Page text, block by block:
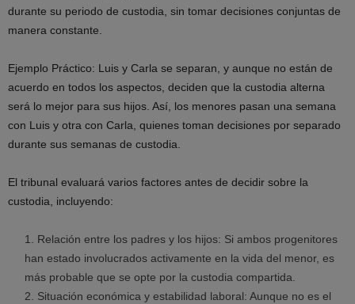
durante su periodo de custodia, sin tomar decisiones conjuntas de
manera constante.
Ejemplo Práctico: Luis y Carla se separan, y aunque no están de
acuerdo en todos los aspectos, deciden que la custodia alterna
será lo mejor para sus hijos. Así, los menores pasan una semana
con Luis y otra con Carla, quienes toman decisiones por separado
durante sus semanas de custodia.
El tribunal evaluará varios factores antes de decidir sobre la
custodia, incluyendo:
Relación entre los padres y los hijos: Si ambos progenitores
han estado involucrados activamente en la vida del menor, es
más probable que se opte por la custodia compartida.
Situación económica y estabilidad laboral: Aunque no es el